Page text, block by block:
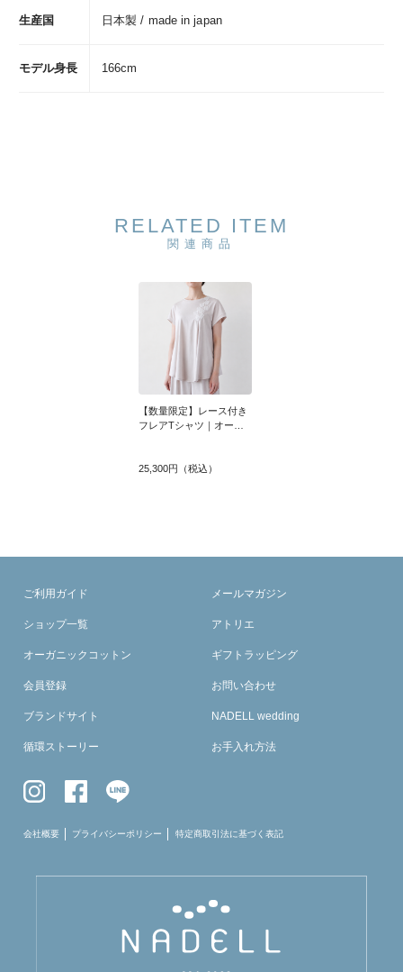
生産国 日本製 / made in japan
モデル身長 166cm
RELATED ITEM
関連商品
【数量限定】レース付き
フレアTシャツ｜オーガ
25,300円（税込）
ご利用ガイド
ショップ一覧
オーガニックコットン
会員登録
ブランドサイト
循環ストーリー
メールマガジン
アトリエ
ギフトラッピング
お問い合わせ
NADELL wedding
お手入れ方法
会社概要 プライバシーポリシー 特定商取引法に基づく表記